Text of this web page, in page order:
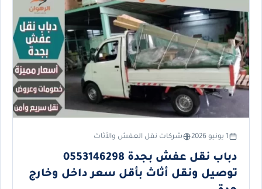
1 يونيو 2026 شركات نقل العفش والأثاث
دباب نقل عفش بجدة 0553146298
توصيل ونقل أثاث بأقل سعر داخل وخارج